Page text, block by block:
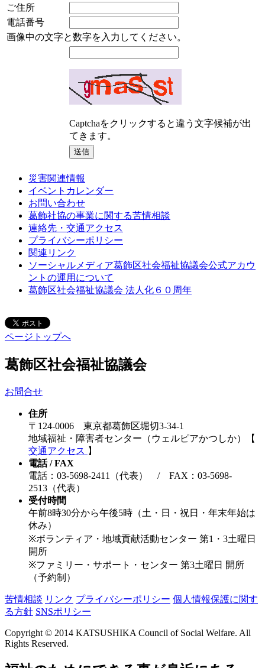
ご住所
電話番号
画像中の文字と数字を入力してください。
Captchaをクリックすると違う文字候補が出
てきます。
災害関連情報
イベントカレンダー
お問い合わせ
葛飾社協の事業に関する苦情相談
連絡先・交通アクセス
プライバシーポリシー
関連リンク
ソーシャルメディア葛飾区社会福祉協議会公式アカウ
ントの運用について
葛飾区社会福祉協議会 法人化６０周年
ページトップへ
葛飾区社会福祉協議会
お問合せ
住所
〒124-0006 東京都葛飾区堀切3-34-1
地域福祉・障害者センター（ウェルピアかつしか）【
交通アクセス 】
電話 / FAX
電話：03-5698-2411（代表） / FAX：03-5698-
2513（代表）
受付時間
午前8時30分から午後5時（土・日・祝日・年末年始は
休み）
※ボランティア・地域貢献活動センター 第1・3土曜日
開所
※ファミリー・サポート・センター 第3土曜日 開所
（予約制）
苦情相談 リンク プライバシーポリシー 個人情報保護に関す
る方針 SNSポリシー
Copyright © 2014 KATSUSHIKA Council of Social Welfare. All
Rights Reserved.